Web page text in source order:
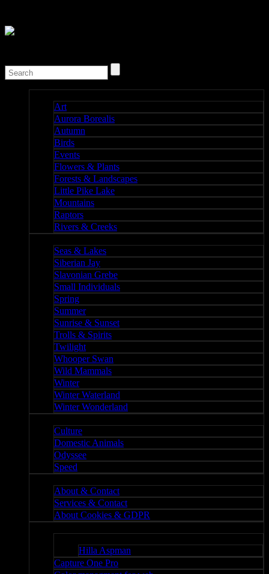
Art
Aurora Borealis
Autumn
Birds
Events
Flowers & Plants
Forests & Landscapes
Little Pike Lake
Mountains
Raptors
Rivers & Creeks
Seas & Lakes
Siberian Jay
Slavonian Grebe
Small Individuals
Spring
Summer
Sunrise & Sunset
Trolls & Spirits
Twilight
Whooper Swan
Wild Mammals
Winter
Winter Waterland
Winter Wonderland
Culture
Domestic Animals
Odyssee
Speed
About & Contact
Services & Contact
About Cookies & GDPR
Hilla Aspman
Capture One Pro